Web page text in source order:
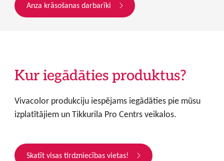
Anza krāsošanas darbarīki
Kur iegādāties produktus?
Vivacolor produkciju iespējams iegādāties pie mūsu
izplatītājiem un Tikkurila Pro Centrs veikalos.
Skatīt visas tirdzniecības vietas!